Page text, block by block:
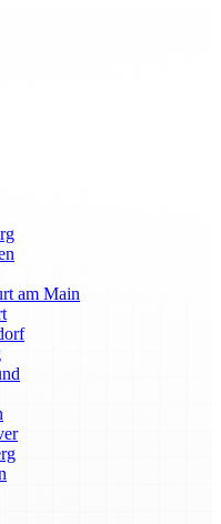
am Main